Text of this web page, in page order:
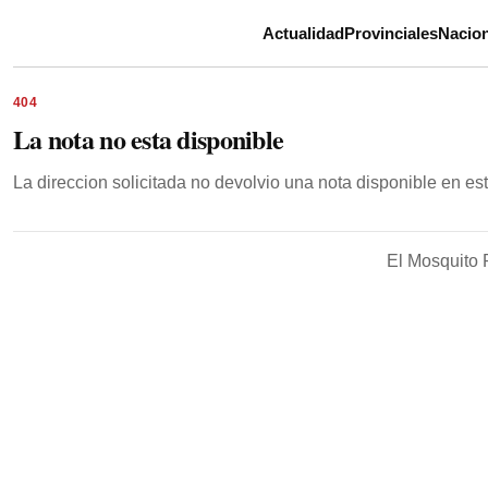
ActualidadProvinciales
404
La nota no esta disponible
La direccion solicitada no devolvio una nota disponible en
El Mosquito